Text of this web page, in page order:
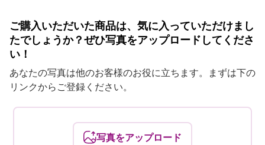
ご購入いただいた商品は、気に入っていただけまし
たでしょうか？ぜひ写真をアップロードしてくださ
い！
あなたの写真は他のお客様のお役に立ちます。まずは下の
リンクからご登録ください。
写真をアップロード